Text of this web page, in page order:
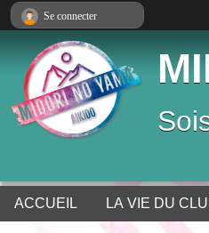
ACCUEIL LA VIE DU
Se connecter
Panneau de gestion des cookies